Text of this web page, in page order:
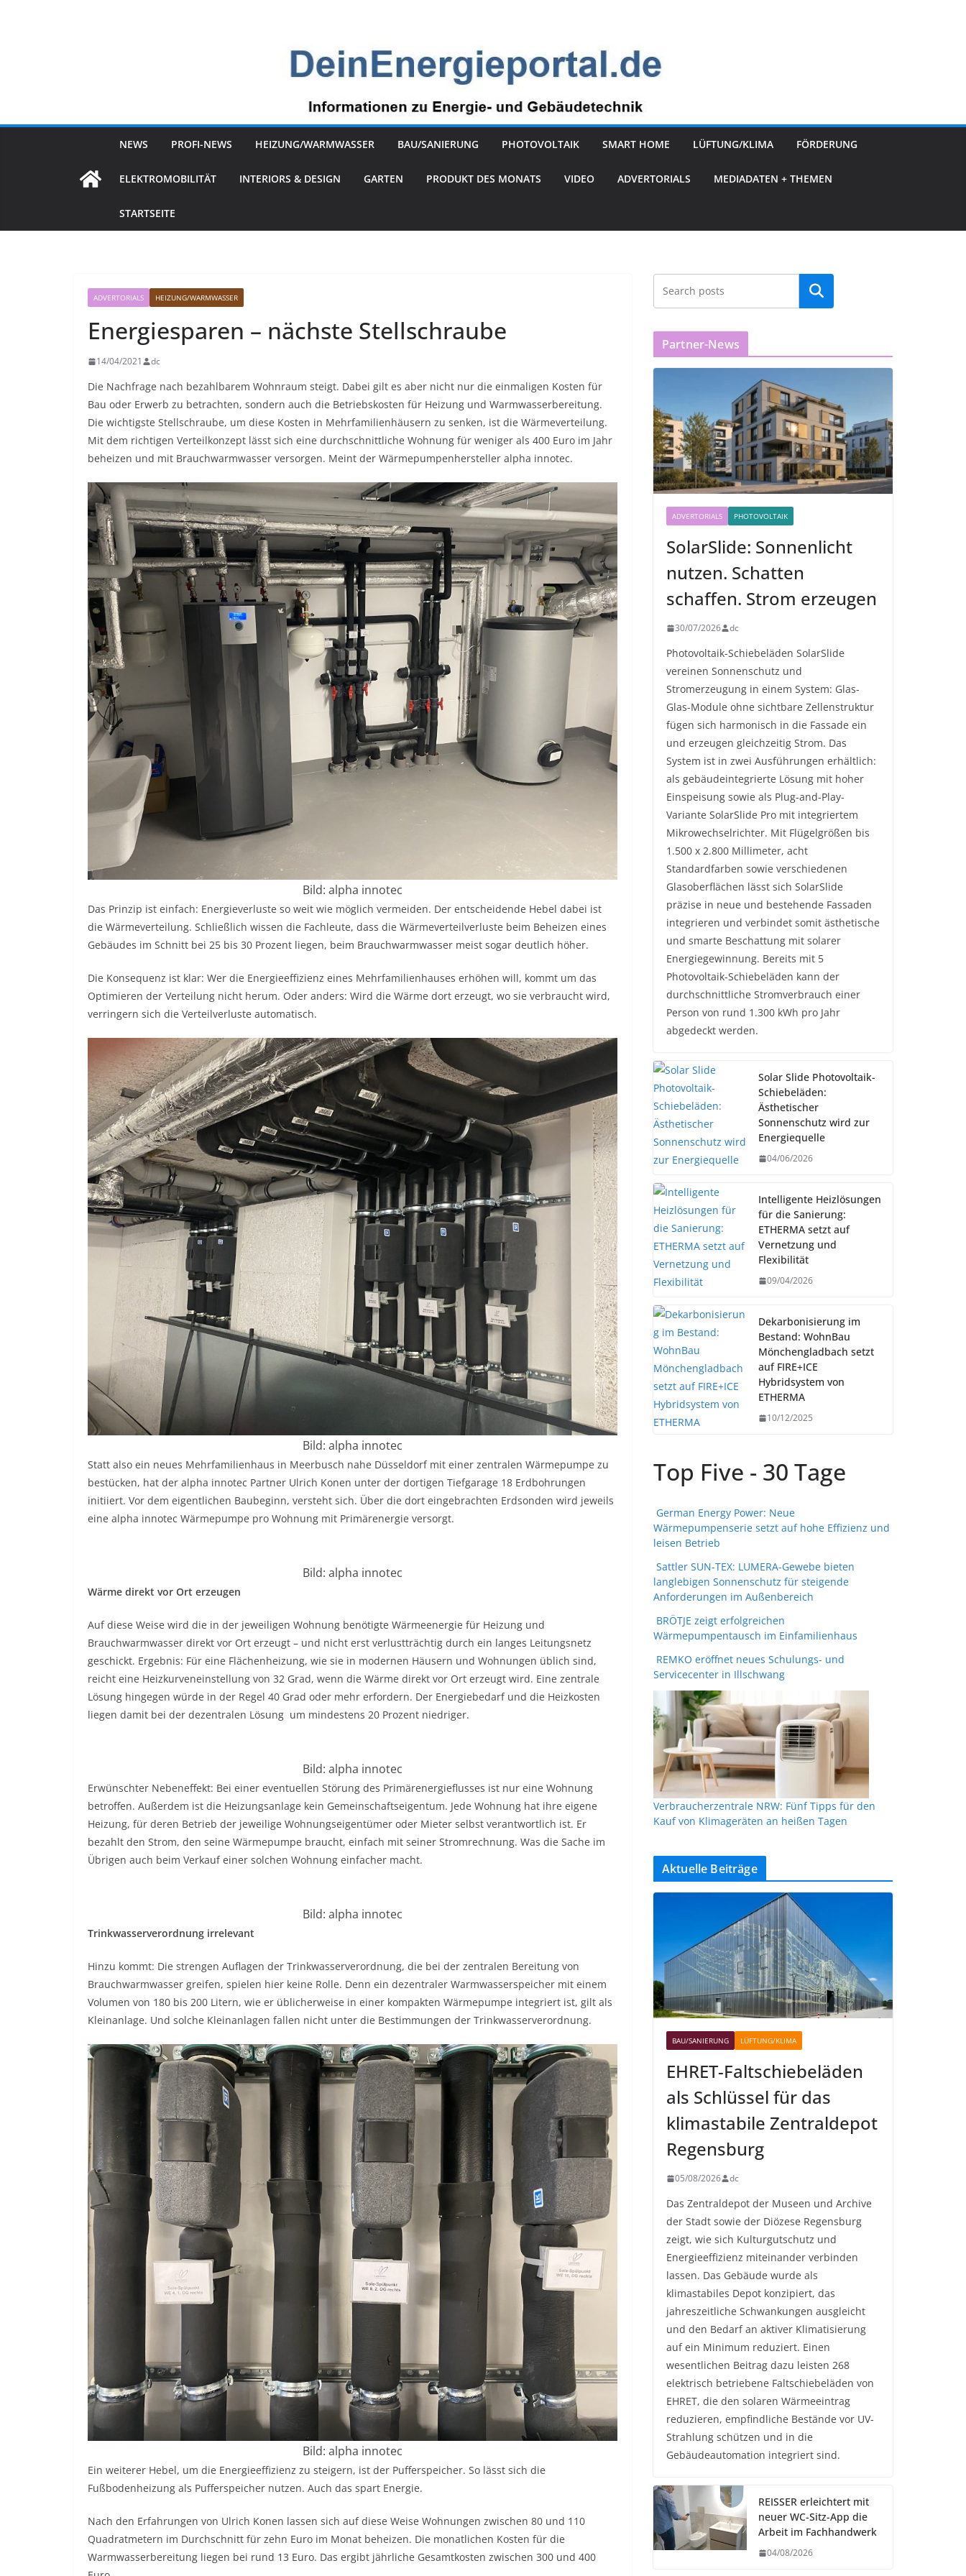
NEWS PROFI-NEWS HEIZUNG/WARMWASSER BAU/SANIERUNG PHOTOVOLTAIK SMART HOME LÜFTUNG/KLIMA FÖRDERUNG
ELEKTROMOBILITÄT INTERIORS & DESIGN GARTEN PRODUKT DES MONATS VIDEO ADVERTORIALS MEDIADATEN + THEMEN
STARTSEITE
ADVERTORIALS HEIZUNG/WARMWASSER
Energiesparen – nächste Stellschraube
14/04/2021 dc
Die Nachfrage nach bezahlbarem Wohnraum steigt. Dabei gilt es aber nicht nur die einmaligen Kosten für
Bau oder Erwerb zu betrachten, sondern auch die Betriebskosten für Heizung und Warmwasserbereitung.
Die wichtigste Stellschraube, um diese Kosten in Mehrfamilienhäusern zu senken, ist die Wärmeverteilung.
Mit dem richtigen Verteilkonzept lässt sich eine durchschnittliche Wohnung für weniger als 400 Euro im Jahr
beheizen und mit Brauchwarmwasser versorgen. Meint der Wärmepumpenhersteller alpha innotec.
Bild: alpha innotec
Das Prinzip ist einfach: Energieverluste so weit wie möglich vermeiden. Der entscheidende Hebel dabei ist
die Wärmeverteilung. Schließlich wissen die Fachleute, dass die Wärmeverteilverluste beim Beheizen eines
Gebäudes im Schnitt bei 25 bis 30 Prozent liegen, beim Brauchwarmwasser meist sogar deutlich höher.
Die Konsequenz ist klar: Wer die Energieeffizienz eines Mehrfamilienhauses erhöhen will, kommt um das
Optimieren der Verteilung nicht herum. Oder anders: Wird die Wärme dort erzeugt, wo sie verbraucht wird,
verringern sich die Verteilverluste automatisch.
Bild: alpha innotec
Statt also ein neues Mehrfamilienhaus in Meerbusch nahe Düsseldorf mit einer zentralen Wärmepumpe zu
bestücken, hat der alpha innotec Partner Ulrich Konen unter der dortigen Tiefgarage 18 Erdbohrungen
initiiert. Vor dem eigentlichen Baubeginn, versteht sich. Über die dort eingebrachten Erdsonden wird jeweils
eine alpha innotec Wärmepumpe pro Wohnung mit Primärenergie versorgt.
Bild: alpha innotec
Wärme direkt vor Ort erzeugen
Auf diese Weise wird die in der jeweiligen Wohnung benötigte Wärmeenergie für Heizung und
Brauchwarmwasser direkt vor Ort erzeugt – und nicht erst verlustträchtig durch ein langes Leitungsnetz
geschickt. Ergebnis: Für eine Flächenheizung, wie sie in modernen Häusern und Wohnungen üblich sind,
reicht eine Heizkurveneinstellung von 32 Grad, wenn die Wärme direkt vor Ort erzeugt wird. Eine zentrale
Lösung hingegen würde in der Regel 40 Grad oder mehr erfordern. Der Energiebedarf und die Heizkosten
liegen damit bei der dezentralen Lösung um mindestens 20 Prozent niedriger.
Bild: alpha innotec
Erwünschter Nebeneffekt: Bei einer eventuellen Störung des Primärenergieflusses ist nur eine Wohnung
betroffen. Außerdem ist die Heizungsanlage kein Gemeinschaftseigentum. Jede Wohnung hat ihre eigene
Heizung, für deren Betrieb der jeweilige Wohnungseigentümer oder Mieter selbst verantwortlich ist. Er
bezahlt den Strom, den seine Wärmepumpe braucht, einfach mit seiner Stromrechnung. Was die Sache im
Übrigen auch beim Verkauf einer solchen Wohnung einfacher macht.
Bild: alpha innotec
Trinkwasserverordnung irrelevant
Hinzu kommt: Die strengen Auflagen der Trinkwasserverordnung, die bei der zentralen Bereitung von
Brauchwarmwasser greifen, spielen hier keine Rolle. Denn ein dezentraler Warmwasserspeicher mit einem
Volumen von 180 bis 200 Litern, wie er üblicherweise in einer kompakten Wärmepumpe integriert ist, gilt als
Kleinanlage. Und solche Kleinanlagen fallen nicht unter die Bestimmungen der Trinkwasserverordnung.
Bild: alpha innotec
Ein weiterer Hebel, um die Energieeffizienz zu steigern, ist der Pufferspeicher. So lässt sich die
Fußbodenheizung als Pufferspeicher nutzen. Auch das spart Energie.
Nach den Erfahrungen von Ulrich Konen lassen sich auf diese Weise Wohnungen zwischen 80 und 110
Quadratmetern im Durchschnitt für zehn Euro im Monat beheizen. Die monatlichen Kosten für die
Warmwasserbereitung liegen bei rund 13 Euro. Das ergibt jährliche Gesamtkosten zwischen 300 und 400
Partner-News
ADVERTORIALS PHOTOVOLTAIK
SolarSlide: Sonnenlicht
nutzen. Schatten
schaffen. Strom erzeugen
30/07/2026 dc
Photovoltaik-Schiebeläden SolarSlide
vereinen Sonnenschutz und
Stromerzeugung in einem System: Glas-
Glas-Module ohne sichtbare Zellenstruktur
fügen sich harmonisch in die Fassade ein
und erzeugen gleichzeitig Strom. Das
System ist in zwei Ausführungen erhältlich:
als gebäudeintegrierte Lösung mit hoher
Einspeisung sowie als Plug-and-Play-
Variante SolarSlide Pro mit integriertem
Mikrowechselrichter. Mit Flügelgrößen bis
1.500 x 2.800 Millimeter, acht
Standardfarben sowie verschiedenen
Glasoberflächen lässt sich SolarSlide
präzise in neue und bestehende Fassaden
integrieren und verbindet somit ästhetische
und smarte Beschattung mit solarer
Energiegewinnung. Bereits mit 5
Photovoltaik-Schiebeläden kann der
durchschnittliche Stromverbrauch einer
Person von rund 1.300 kWh pro Jahr
abgedeckt werden.
Solar Slide Photovoltaik-
Schiebeläden:
Ästhetischer
Sonnenschutz wird zur
Energiequelle
04/06/2026
Intelligente Heizlösungen
für die Sanierung:
ETHERMA setzt auf
Vernetzung und
Flexibilität
09/04/2026
Dekarbonisierung im
Bestand: WohnBau
Mönchengladbach setzt
auf FIRE+ICE
Hybridsystem von
ETHERMA
10/12/2025
Top Five - 30 Tage
German Energy Power: Neue
Wärmepumpenserie setzt auf hohe Effizienz und
leisen Betrieb
Sattler SUN-TEX: LUMERA-Gewebe bieten
langlebigen Sonnenschutz für steigende
Anforderungen im Außenbereich
BRÖTJE zeigt erfolgreichen
Wärmepumpentausch im Einfamilienhaus
REMKO eröffnet neues Schulungs- und
Servicecenter in Illschwang
Verbraucherzentrale NRW: Fünf Tipps für den
Kauf von Klimageräten an heißen Tagen
Aktuelle Beiträge
BAU/SANIERUNG LÜFTUNG/KLIMA
EHRET-Faltschiebeläden
als Schlüssel für das
klimastabile Zentraldepot
Regensburg
05/08/2026 dc
Das Zentraldepot der Museen und Archive
der Stadt sowie der Diözese Regensburg
zeigt, wie sich Kulturgutschutz und
Energieeffizienz miteinander verbinden
lassen. Das Gebäude wurde als
klimastabiles Depot konzipiert, das
jahreszeitliche Schwankungen ausgleicht
und den Bedarf an aktiver Klimatisierung
auf ein Minimum reduziert. Einen
wesentlichen Beitrag dazu leisten 268
elektrisch betriebene Faltschiebeläden von
EHRET, die den solaren Wärmeeintrag
reduzieren, empfindliche Bestände vor UV-
Strahlung schützen und in die
Gebäudeautomation integriert sind.
REISSER erleichtert mit
neuer WC-Sitz-App die
Arbeit im Fachhandwerk
04/08/2026